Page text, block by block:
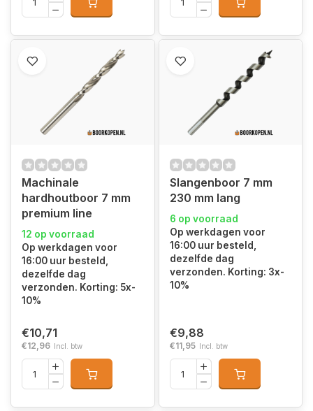
Machinale
hardhoutboor 7 mm
premium line
12 op voorraad
Op werkdagen voor
16:00 uur besteld,
dezelfde dag
verzonden. Korting: 5x-
10%
€10,71
€12,96 Incl. btw
Slangenboor 7 mm
230 mm lang
6 op voorraad
Op werkdagen voor
16:00 uur besteld,
dezelfde dag
verzonden. Korting: 3x-
10%
€9,88
€11,95 Incl. btw